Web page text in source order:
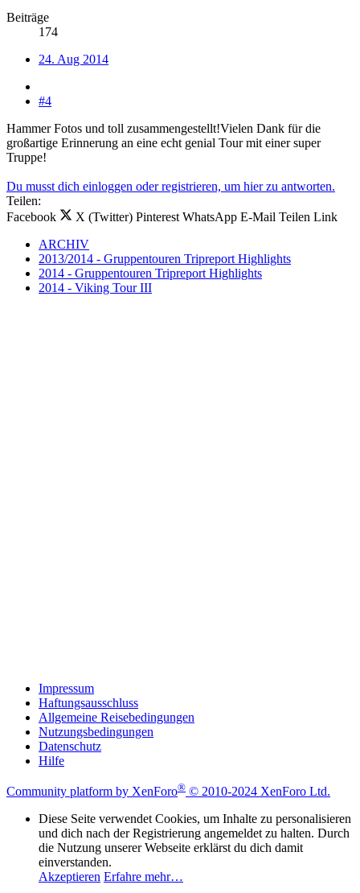
Beiträge
174
24. Aug 2014
#4
Hammer Fotos und toll zusammengestellt!Vielen Dank für die
großartige Erinnerung an eine echt genial Tour mit einer super
Truppe!
Du musst dich einloggen oder registrieren, um hier zu antworten.
Teilen:
Facebook
X (Twitter) Pinterest WhatsApp E-Mail Teilen Link
ARCHIV
2013/2014 - Gruppentouren Tripreport Highlights
2014 - Gruppentouren Tripreport Highlights
2014 - Viking Tour III
Impressum
Haftungsausschluss
Allgemeine Reisebedingungen
Nutzungsbedingungen
Datenschutz
Hilfe
Community platform by XenForo® © 2010-2024 XenForo Ltd.
Diese Seite verwendet Cookies, um Inhalte zu personalisieren
und dich nach der Registrierung angemeldet zu halten. Durch
die Nutzung unserer Webseite erklärst du dich damit
einverstanden.
Akzeptieren Erfahre mehr…